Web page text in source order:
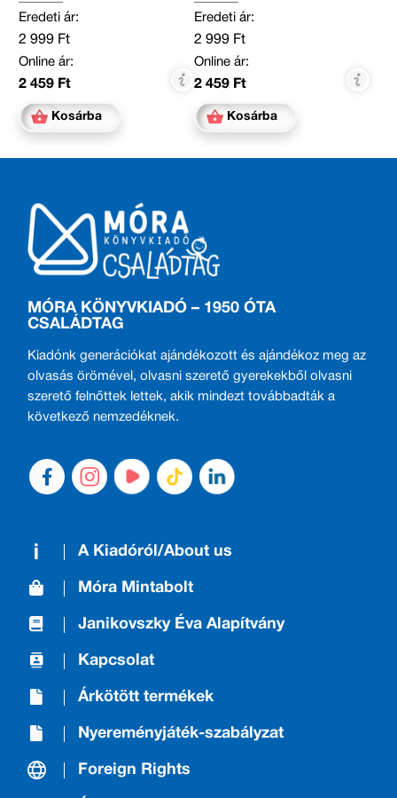
Eredeti ár:
2 999 Ft
Online ár:
2 459 Ft
Kosárba
Eredeti ár:
2 999 Ft
Online ár:
2 459 Ft
Kosárba
MÓRA KÖNYVKIADÓ – 1950 ÓTA
CSALÁDTAG
Kiadónk generációkat ajándékozott és ajándékoz meg az
olvasás örömével, olvasni szerető gyerekekből olvasni
szerető felnőttek lettek, akik mindezt továbbadták a
következő nemzedéknek.
A Kiadóról/About us
Móra Mintabolt
Janikovszky Éva Alapítvány
Kapcsolat
Árkötött termékek
Nyereményjáték-szabályzat
Foreign Rights